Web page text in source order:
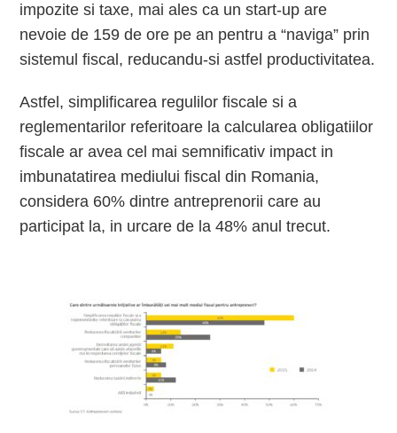
impozite si taxe, mai ales ca un start-up are
nevoie de 159 de ore pe an pentru a “naviga” prin
sistemul fiscal, reducandu-si astfel productivitatea.
Astfel, simplificarea regulilor fiscale si a
reglementarilor referitoare la calcularea obligatiilor
fiscale ar avea cel mai semnificativ impact in
imbunatatirea mediului fiscal din Romania,
considera 60% dintre antreprenorii care au
participat la, in urcare de la 48% anul trecut.